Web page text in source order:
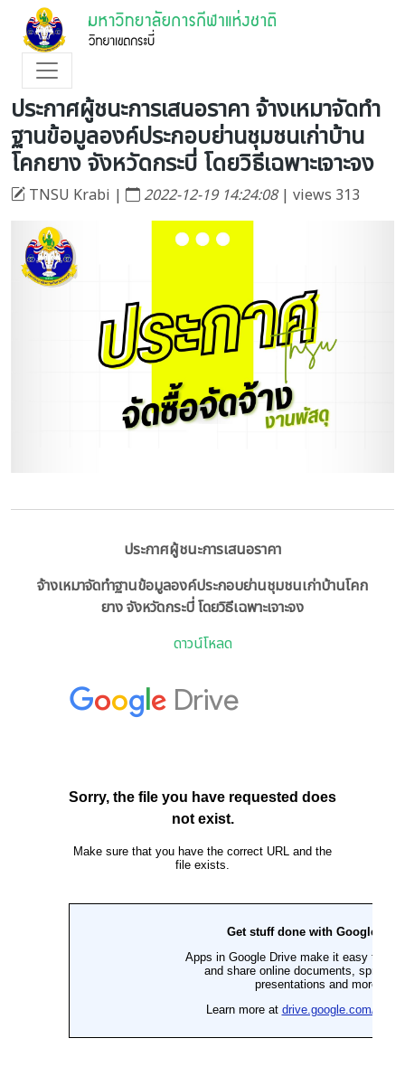
ประกาศผู้ชนะการเสนอราคา จ้างเหมาจัดทำ
ฐานข้อมูลองค์ประกอบย่านชุมชนเก่าบ้าน
โคกยาง จังหวัดกระบี่ โดยวิธีเฉพาะเจาะจง
TNSU Krabi | 2022-12-19 14:24:08 | views 313
ประกาศผู้ชนะการเสนอราคา
จ้างเหมาจัดทำฐานข้อมูลองค์ประกอบย่านชุมชนเก่าบ้านโคก
ยาง จังหวัดกระบี่ โดยวิธีเฉพาะเจาะจง
ดาวน์โหลด